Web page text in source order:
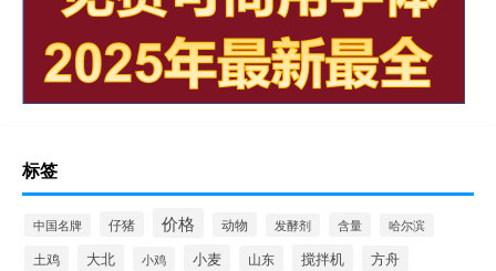
标签
中国名牌 仔猪 价格 动物 发酵剂 含量 哈尔滨
土鸡 大北 小鸡 小麦 山东 搅拌机 方舟